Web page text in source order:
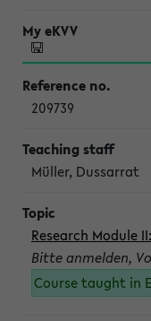
209739
Müller, Dussarrat
Research Module
Bitte anmelden,
Course taught in